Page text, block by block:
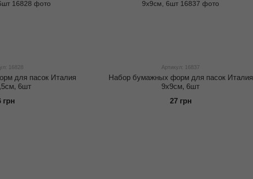
16828
для пасок Италия
6шт
грн
Артикул: 16837
Набор бумажных форм для пасок Италия
9х9см, 6шт
27 грн